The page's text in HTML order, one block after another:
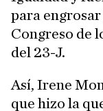
para engrosar
Congreso de
del 23-J.
Así, Irene
que hizo la